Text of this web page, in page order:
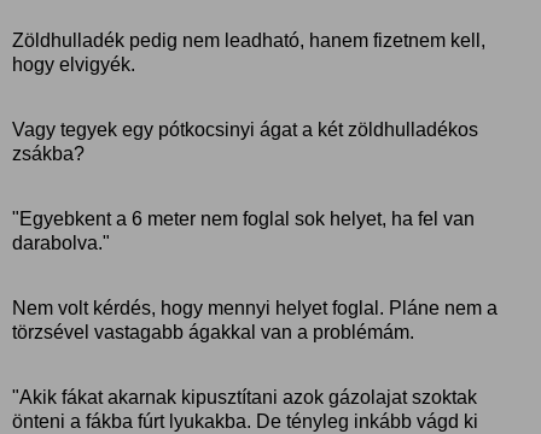
Zöldhulladék pedig nem leadható, hanem fizetnem kell,
hogy elvigyék.
Vagy tegyek egy pótkocsinyi ágat a két zöldhulladékos
zsákba?
"Egyebkent a 6 meter nem foglal sok helyet, ha fel van
darabolva."
Nem volt kérdés, hogy mennyi helyet foglal. Pláne nem a
törzsével vastagabb ágakkal van a problémám.
"Akik fákat akarnak kipusztítani azok gázolajat szoktak
önteni a fákba fúrt lyukakba. De tényleg inkább vágd ki